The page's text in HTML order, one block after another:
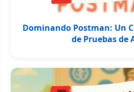
Dominando Postman: Un
de Pruebas de